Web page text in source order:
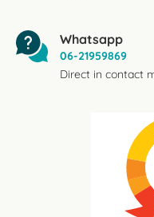
Whatsapp
06-21959869
Direct in contact